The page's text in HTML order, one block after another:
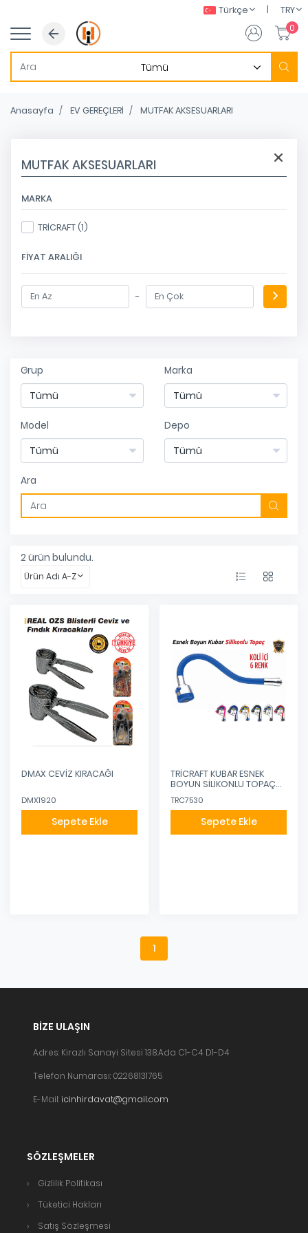
Türkçe |
TRY
0
Anasayfa EV GEREÇLERİ MUTFAK AKSESUARLARI
MUTFAK AKSESUARLARI
MARKA
TRİCRAFT (1)
FIYAT ARALIĞI
-
Grup Marka
Model Depo
Ara
2 ürün bulundu.
Ürün Adı A-Z
DMAX CEVİZ KIRACAĞI
DMX1920
Sepete Ekle
TRİCRAFT KUBAR ESNEK
BOYUN SİLİKONLU TOPAÇ
TRC7530
Sepete Ekle
1
BIZE ULAŞIN
Adres: Kirazlı Sanayi Sitesi 138.Ada C1-C4 D1-D4
Telefon Numarası: 02268131765
E-Mail: icinhirdavat@gmail.com
SÖZLEŞMELER
Gizlilik Politikası
Tüketici Hakları
Satış Sözleşmesi